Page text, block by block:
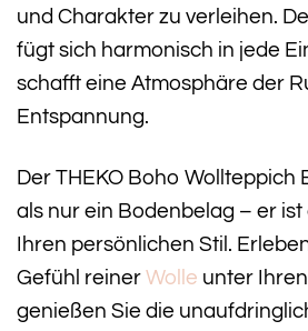
und Charakter zu verleihen.
fügt sich harmonisch in jede
schafft eine Atmosphäre der
Entspannung.
Der THEKO Boho Wollteppich
als nur ein Bodenbelag – er
Ihren persönlichen Stil.
Gefühl reiner Wolle unter
genießen Sie die